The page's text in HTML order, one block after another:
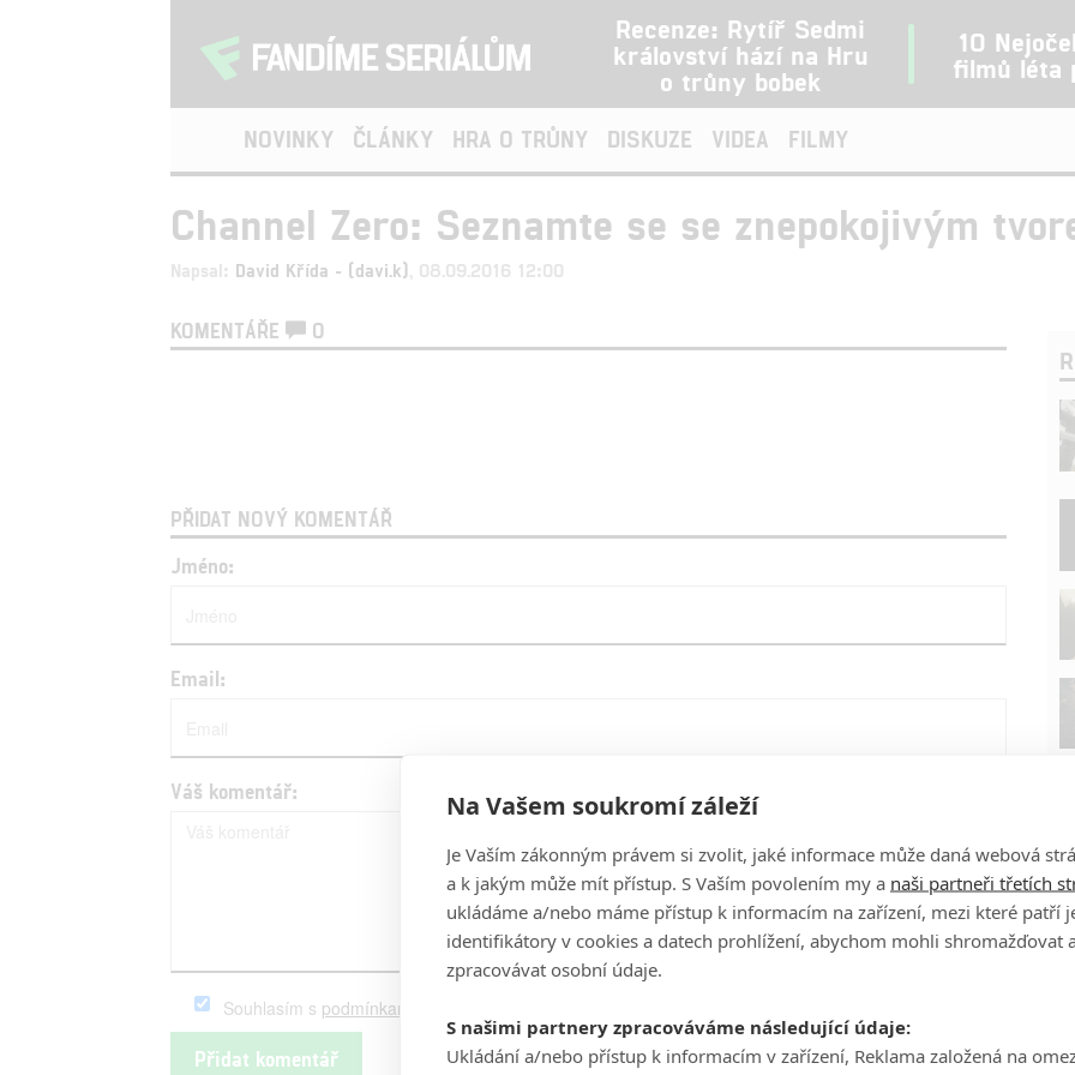
Recenze: Rytíř Sedmi
království hází na Hru
o trůny bobek
10
filmů léta
NOVINKY ČLÁNKY HRA O TRŮNY DISKUZE VIDEA FILMY
Channel Zero: Seznamte se se znepokojivým
Napsal: David Křída - (davi.k) , 08.09.2016 12:00
KOMENTÁŘE 0
PŘIDAT NOVÝ KOMENTÁŘ
Jméno:
Email:
Váš komentář:
Souhlasím s podmínkami
Na Vašem soukromí záleží
Je Vaším zákonným právem si zvolit, jaké informace může daná webová
a k jakým může mít přístup. S Vaším povolením my a naši partneři třetích
ukládáme a/nebo máme přístup k informacím na zařízení, mezi které patří
identifikátory v cookies a datech prohlížení, abychom mohli shromažďovat
zpracovávat osobní údaje.
S našimi partnery zpracováváme následující údaje:
Ukládání a/nebo přístup k informacím v zařízení, Reklama založená na